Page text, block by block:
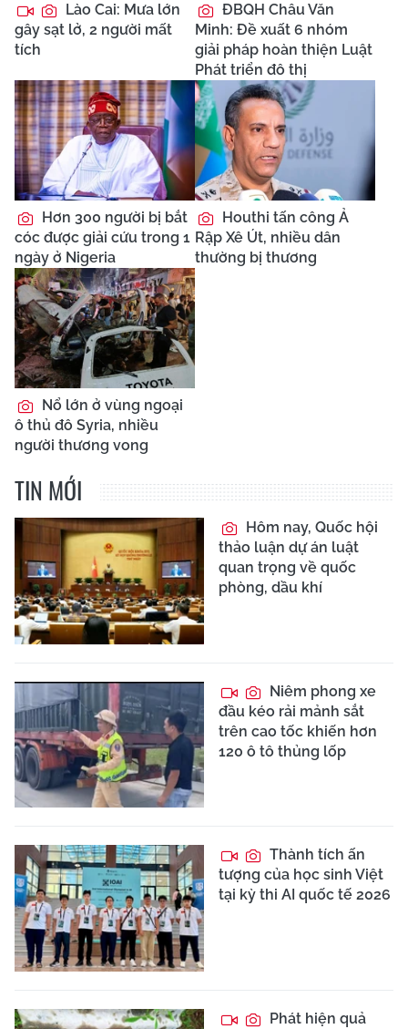
Lào Cai: Mưa lớn
gây sạt lở, 2 người mất
tích
ĐBQH Châu Văn
Minh: Đề xuất 6 nhóm
giải pháp hoàn thiện Luật
Phát triển đô thị
Hơn 300 người bị bắt
cóc được giải cứu trong 1
ngày ở Nigeria
Houthi tấn công Ả
Rập Xê Út, nhiều dân
thường bị thương
Nổ lớn ở vùng ngoại
ô thủ đô Syria, nhiều
người thương vong
TIN MỚI
Hôm nay, Quốc hội
thảo luận dự án luật
quan trọng về quốc
phòng, dầu khí
Niêm phong xe
đầu kéo rải mảnh sắt
trên cao tốc khiến hơn
120 ô tô thủng lốp
Thành tích ấn
tượng của học sinh Việt
tại kỳ thi AI quốc tế 2026
Phát hiện quả